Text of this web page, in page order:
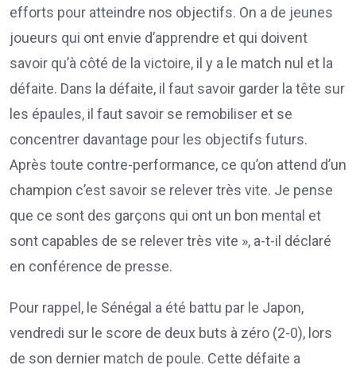
efforts pour atteindre nos objectifs. On a de jeunes
joueurs qui ont envie d’apprendre et qui doivent
savoir qu’à côté de la victoire, il y a le match nul et la
défaite. Dans la défaite, il faut savoir garder la tête sur
les épaules, il faut savoir se remobiliser et se
concentrer davantage pour les objectifs futurs.
Après toute contre-performance, ce qu’on attend d’un
champion c’est savoir se relever très vite. Je pense
que ce sont des garçons qui ont un bon mental et
sont capables de se relever très vite », a-t-il déclaré
en conférence de presse.
Pour rappel, le Sénégal a été battu par le Japon,
vendredi sur le score de deux buts à zéro (2-0), lors
de son dernier match de poule. Cette défaite a